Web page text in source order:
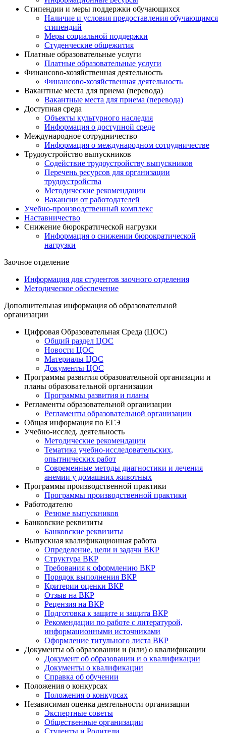
Стипендии и меры поддержки обучающихся
Наличие и условия предоставления обучающимся
стипендий
Меры социальной поддержки
Студенческие общежития
Платные образовательные услуги
Платные образовательные услуги
Финансово-хозяйственная деятельность
Финансово-хозяйственная деятельность
Вакантные места для приема (перевода)
Вакантные места для приема (перевода)
Доступная среда
Объекты культурного наследия
Информация о доступной среде
Международное сотрудничество
Информация о международном сотрудничестве
Трудоустройство выпускников
Содействие трудоустройству выпускников
Перечень ресурсов для организации
трудоустройства
Методические рекомендации
Вакансии от работодателей
Учебно-производственный комплекс
Наставничество
Снижение бюрократической нагрузки
Информация о снижении бюрократической
нагрузки
Заочное отделение
Информация для студентов заочного отделения
Методическое обеспечение
Дополнительная информация об образовательной
организации
Цифровая Образовательная Среда (ЦОС)
Общий раздел ЦОС
Новости ЦОС
Материалы ЦОС
Документы ЦОС
Программы развития образовательной организации и
планы образовательной организации
Программы развития и планы
Регламенты образовательной организации
Регламенты образовательной организации
Общая информация по ЕГЭ
Учебно-исслед. деятельность
Методические рекомендации
Тематика учебно-исследовательских,
опытнических работ
Современные методы диагностики и лечения
анемии у домашних животных
Программы производственной практики
Программы производственной практики
Работодателю
Резюме выпускников
Банковские реквизиты
Банковские реквизиты
Выпускная квалификационная работа
Определение, цели и задачи ВКР
Структура ВКР
Требования к оформлению ВКР
Порядок выполнения ВКР
Критерии оценки ВКР
Отзыв на ВКР
Рецензия на ВКР
Подготовка к защите и защита ВКР
Рекомендации по работе с литературой,
информационными источниками
Оформление титульного листа ВКР
Документы об образовании и (или) о квалификации
Документ об образовании и о квалификации
Документы о квалификации
Справка об обучении
Положения о конкурсах
Положения о конкурсах
Независимая оценка деятельности организации
Экспертные советы
Общественные организации
Студенты и Родители